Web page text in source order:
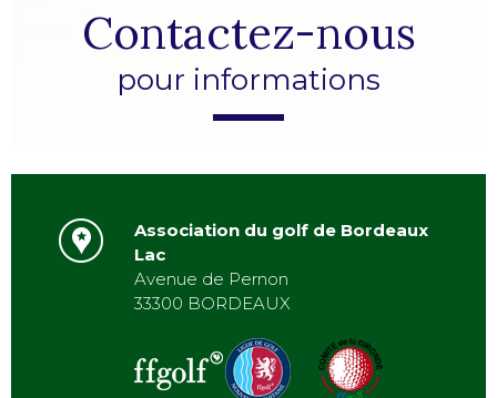
Contactez-nous
pour informations
Association du golf de Bordeaux
Lac
Avenue de Pernon
33300 BORDEAUX